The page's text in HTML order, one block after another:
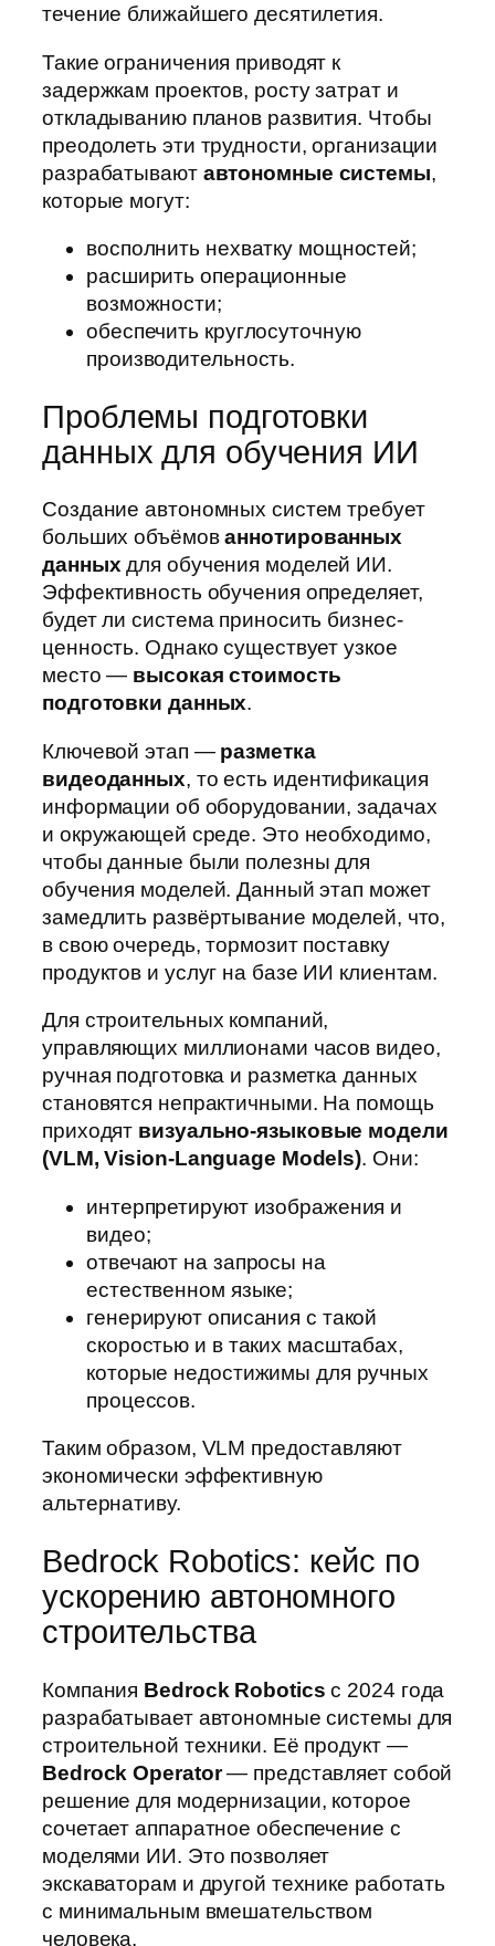
течение ближайшего десятилетия.
Такие ограничения приводят к
задержкам проектов, росту затрат и
откладыванию планов развития. Чтобы
преодолеть эти трудности, организации
разрабатывают автономные системы,
которые могут:
восполнить нехватку мощностей;
расширить операционные
возможности;
обеспечить круглосуточную
производительность.
Проблемы подготовки
данных для обучения ИИ
Создание автономных систем требует
больших объёмованнотированных
данныхдля обучения моделей ИИ.
Эффективность обучения определяет,
будет ли система приносить бизнес-
ценность. Однако существует узкое
место — высокая стоимость
подготовки данных.
Ключевой этап — разметка
видеоданных, то есть идентификация
информации об оборудовании, задачах
и окружающей среде. Это необходимо,
чтобы данные были полезны для
обучения моделей. Данный этап может
замедлить развёртывание моделей, что,
в свою очередь, тормозит поставку
продуктов и услуг на базе ИИ клиентам.
Для строительных компаний,
управляющих миллионами часов видео,
ручная подготовка и разметка данных
становятся непрактичными. На помощь
приходят визуально-языковые модели
(VLM, Vision-Language Models). Они:
интерпретируют изображения и
видео;
отвечают на запросы на
естественном языке;
генерируют описания с такой
скоростью и в таких масштабах,
которые недостижимы для ручных
процессов.
Таким образом, VLM предоставляют
экономически эффективную
альтернативу.
Bedrock Robotics: кейс по
ускорению автономного
строительства
Компания Bedrock Robotics с 2024 года
разрабатывает автономные системы для
строительной техники. Её продукт —
Bedrock Operator— представляет собой
решение для модернизации, которое
сочетает аппаратное обеспечение с
моделями ИИ. Это позволяет
экскаваторам и другой технике работать
с минимальным вмешательством
человека.